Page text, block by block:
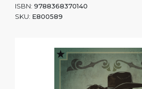
ISBN: 9788368370140
SKU: E800589